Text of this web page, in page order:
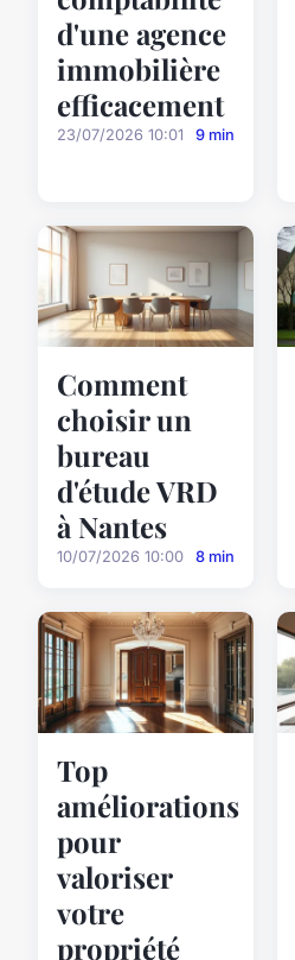
d'une agence
immobilière
efficacement
23/07/2026 10:01 9 min
Comment
choisir un
bureau
d'étude VRD
à Nantes
10/07/2026 10:00 8 min
Top
améliorations
pour
valoriser
votre
propriété